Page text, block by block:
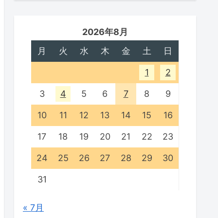
2026年8月
月
火 水 木 金 土 日
1 2
3 4 5 6 7 8 9
10 11 12 13 14 15 16
17 18 19 20 21 22 23
24 25 26 27 28 29 30
31
« 7月